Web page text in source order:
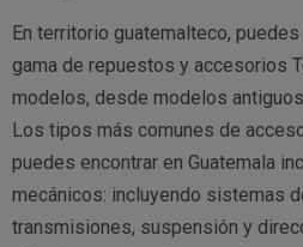
En territorio guatemalteco,
gama de repuestos y accesorios
modelos, desde modelos
Los tipos más comunes de
puedes encontrar en Guatemala
mecánicos: incluyendo sistemas
transmisiones, suspensión y